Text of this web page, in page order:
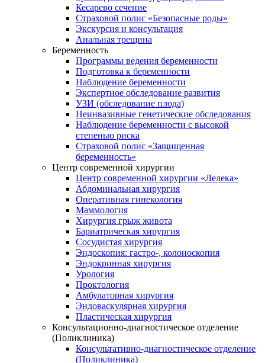
Кесарево сечение
Страховой полис «Безопасные роды»
Экскурсия и консультация
Анальная трещина
Беременность
Программы ведения беременности
Подготовка к беременности
Наблюдение беременности
Экспертное обследование развития
УЗИ (обследование плода)
Неинвазивные генетические обследования
Наблюдение беременности с высокой
степенью риска
Страховой полис «Защищенная
беременность»
Центр современной хирургии
Центр современной хирургии «Лелека»
Абдоминальная хирургия
Оперативная гинекология
Маммология
Хирургия грыж живота
Бариатрическая хирургия
Сосудистая хирургия
Эндоскопия: гастро-, колоноскопия
Эндокринная хирургия
Урология
Проктология
Амбулаторная хирургия
Эндоваскулярная хирургия
Пластическая хирургия
Консультационно-диагностическое отделение
(Поликлиника)
Консультативно-диагностическое отделение
(Поликлиника)